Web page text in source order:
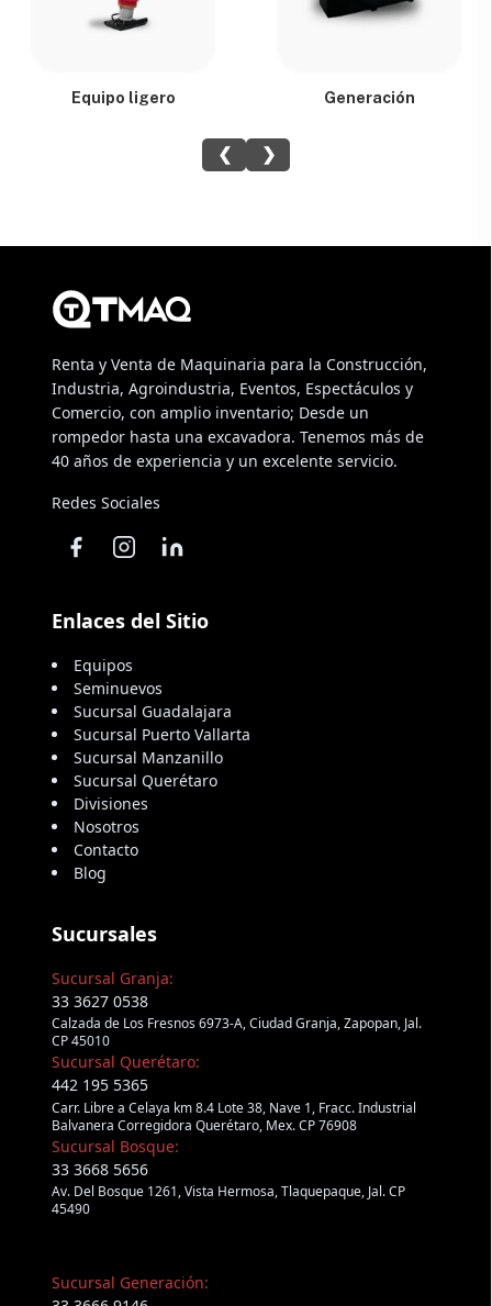
Equipo ligero Generación
❮ ❯
Renta y Venta de Maquinaria para la Construcción,
Industria, Agroindustria, Eventos, Espectáculos y
Comercio, con amplio inventario; Desde un
rompedor hasta una excavadora. Tenemos más de
40 años de experiencia y un excelente servicio.
Redes Sociales
Enlaces del Sitio
Equipos
Seminuevos
Sucursal Guadalajara
Sucursal Puerto Vallarta
Sucursal Manzanillo
Sucursal Querétaro
Divisiones
Nosotros
Contacto
Blog
Sucursales
Sucursal Granja:
33 3627 0538
Calzada de Los Fresnos 6973-A, Ciudad Granja, Zapopan, Jal.
CP 45010
Sucursal Querétaro:
442 195 5365
Carr. Libre a Celaya km 8.4 Lote 38, Nave 1, Fracc. Industrial
Balvanera Corregidora Querétaro, Mex. CP 76908
Sucursal Bosque:
33 3668 5656
Av. Del Bosque 1261, Vista Hermosa, Tlaquepaque, Jal. CP
45490
Sucursal Generación: